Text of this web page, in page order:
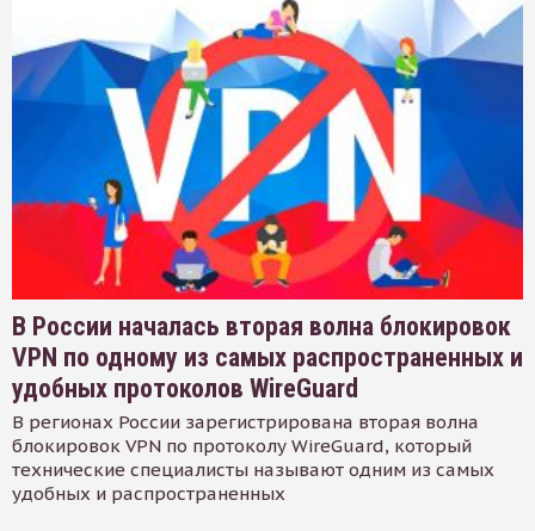
В России началась вторая волна блокировок
VPN по одному из самых распространенных и
удобных протоколов WireGuard
В регионах России зарегистрирована вторая волна
блокировок VPN по протоколу WireGuard, который
технические специалисты называют одним из самых
удобных и распространенных